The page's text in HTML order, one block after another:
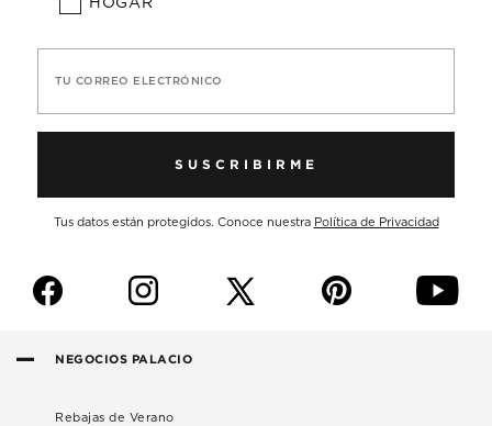
HOGAR
TU CORREO ELECTRÓNICO
SUSCRIBIRME
Tus datos están protegidos. Conoce nuestra Política de Privacidad
f i p y
NEGOCIOS PALACIO
Rebajas de Verano